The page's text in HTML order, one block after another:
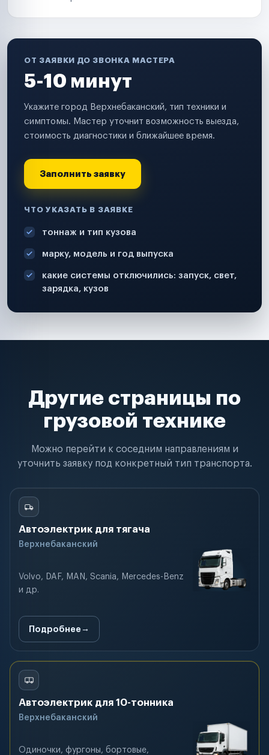
ОТ ЗАЯВКИ ДО ЗВОНКА МАСТЕРА
5-10 минут
Укажите город Верхнебаканский, тип техники и
симптомы. Мастер уточнит возможность выезда,
стоимость диагностики и ближайшее время.
Заполнить заявку
ЧТО УКАЗАТЬ В ЗАЯВКЕ
тоннаж и тип кузова
марку, модель и год выпуска
какие системы отключились: запуск, свет,
зарядка, кузов
Другие страницы по
грузовой технике
Можно перейти к соседним направлениям и
уточнить заявку под конкретный тип транспорта.
Автоэлектрик для тягача
Верхнебаканский
Volvo, DAF, MAN, Scania, Mercedes-Benz
и др.
Подробнее
Автоэлектрик для 10-тонника
Верхнебаканский
Одиночки, фургоны, бортовые,